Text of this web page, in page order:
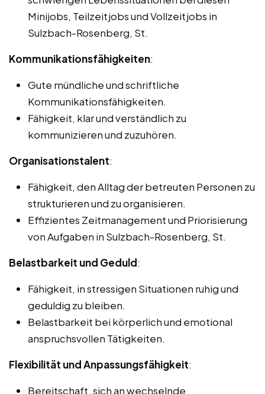
Minijobs, Teilzeitjobs und Vollzeitjobs in
Sulzbach-Rosenberg, St.
Kommunikationsfähigkeiten:
Gute mündliche und schriftliche
Kommunikationsfähigkeiten.
Fähigkeit, klar und verständlich zu
kommunizieren und zuzuhören.
Organisationstalent:
Fähigkeit, den Alltag der betreuten Personen zu
strukturieren und zu organisieren.
Effizientes Zeitmanagement und Priorisierung
von Aufgaben in Sulzbach-Rosenberg, St.
Belastbarkeit und Geduld:
Fähigkeit, in stressigen Situationen ruhig und
geduldig zu bleiben.
Belastbarkeit bei körperlich und emotional
anspruchsvollen Tätigkeiten.
Flexibilität und Anpassungsfähigkeit:
Bereitschaft, sich an wechselnde